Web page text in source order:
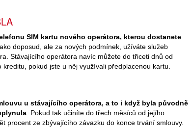
SIM kartu nového operátora, kterou dostanete
doposud, ale za nových podmínek, užíváte služeb
Stávajícího operátora navíc můžete do třiceti dnů od
pokud jste u něj využívali předplacenou kartu.
u stávajícího operátora, a to i když byla původně
. Pokud tak učiníte do třech měsíců od jejího
procent ze zbývajícího závazku do konce trvání smlouvy.